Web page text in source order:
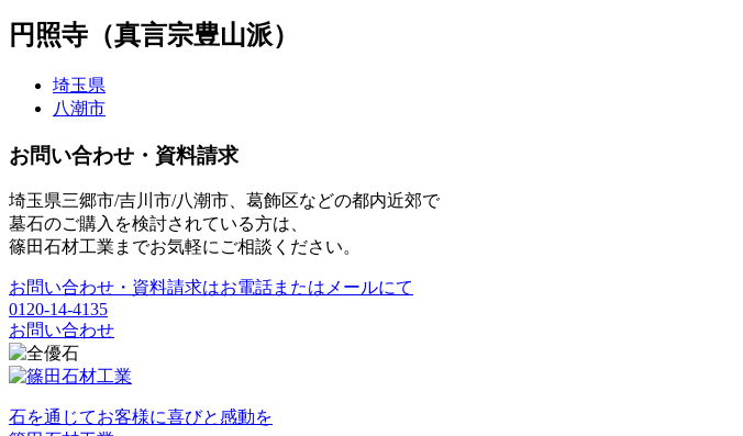
円照寺 （真言宗豊山派）
埼玉県
八潮市
お問い合わせ・資料請求
埼玉県三郷市/吉川市/八潮市、葛飾区などの都内近郊で
墓石のご購入を検討されている方は、
篠田石材工業までお気軽にご相談ください。
お問い合わせ・資料請求はお電話またはメールにて
0120-14-4135
お問い合わせ
石を通じてお客様に喜びと感動を